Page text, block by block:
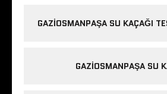
GAZIOSMANPAŞA SU KAÇAĞI
GAZIOSMANPAŞA SU